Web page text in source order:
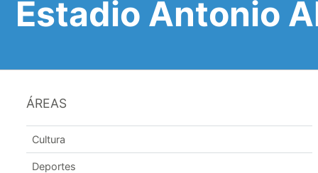
Estadio Antonio
ÁREAS
Cultura
Deportes